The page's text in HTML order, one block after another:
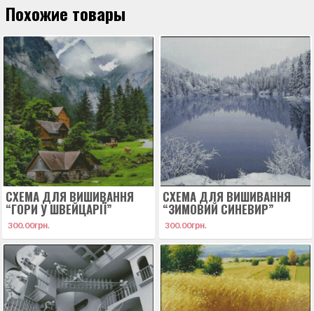
Похожие товары
СХЕМА ДЛЯ ВИШИВАННЯ
“ГОРИ У ШВЕЙЦАРІЇ”
300.00грн.
СХЕМА ДЛЯ ВИШИВАННЯ
“ЗИМОВИЙ СИНЕВИР”
300.00грн.